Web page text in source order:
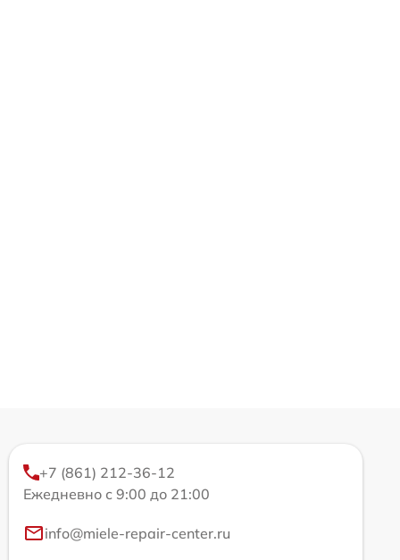
+7 (861) 212-36-12
Ежедневно с 9:00 до 21:00
info@miele-repair-center.ru